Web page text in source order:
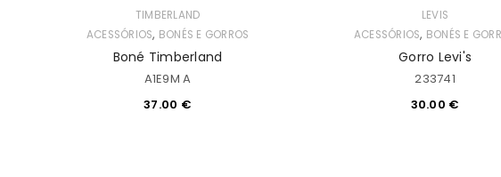
TIMBERLAND
ACESSÓRIOS, BONÉS E GORROS
Boné Timberland
A1E9M A
37.00 €
LEVIS
ACESSÓRIOS, BONÉS E
Gorro Levi's
233741
30.00 €